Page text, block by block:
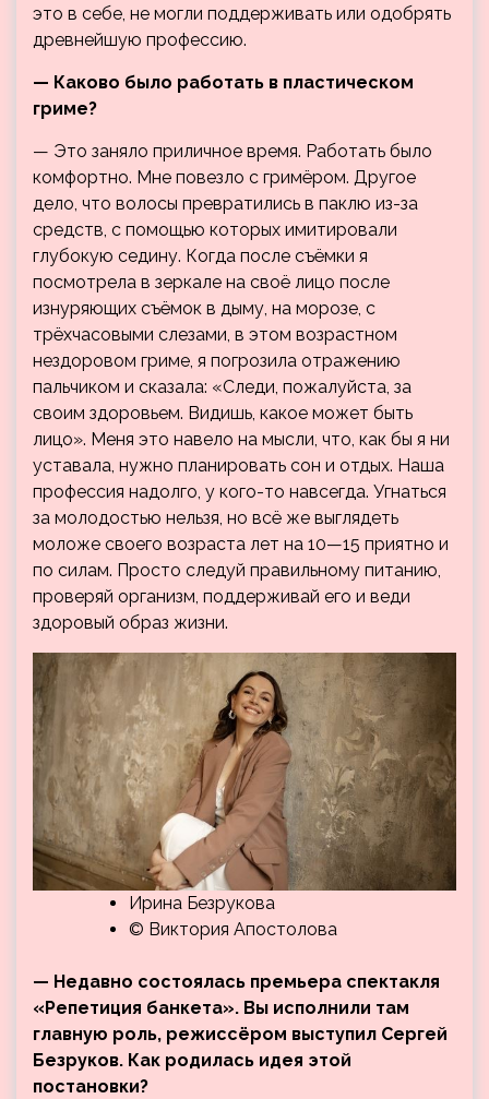
это в себе, не могли поддерживать или одобрять
древнейшую профессию.
— Каково было работать в пластическом
гриме?
— Это заняло приличное время. Работать было
комфортно. Мне повезло с гримёром. Другое
дело, что волосы превратились в паклю из-за
средств, с помощью которых имитировали
глубокую седину. Когда после съёмки я
посмотрела в зеркале на своё лицо после
изнуряющих съёмок в дыму, на морозе, с
трёхчасовыми слезами, в этом возрастном
нездоровом гриме, я погрозила отражению
пальчиком и сказала: «Следи, пожалуйста, за
своим здоровьем. Видишь, какое может быть
лицо». Меня это навело на мысли, что, как бы я ни
уставала, нужно планировать сон и отдых. Наша
профессия надолго, у кого-то навсегда. Угнаться
за молодостью нельзя, но всё же выглядеть
моложе своего возраста лет на 10—15 приятно и
по силам. Просто следуй правильному питанию,
проверяй организм, поддерживай его и веди
здоровый образ жизни.
Ирина Безрукова
© Виктория Апостолова
— Недавно состоялась премьера спектакля
«Репетиция банкета». Вы исполнили там
главную роль, режиссёром выступил Сергей
Безруков. Как родилась идея этой
постановки?